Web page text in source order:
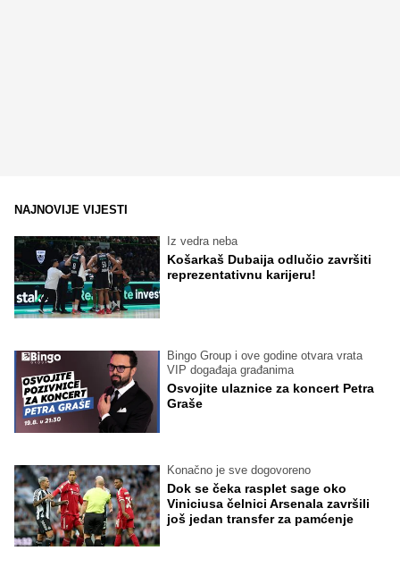
NAJNOVIJE VIJESTI
Iz vedra neba
Košarkaš Dubaija odlučio završiti
reprezentativnu karijeru!
Bingo Group i ove godine otvara vrata
VIP događaja građanima
Osvojite ulaznice za koncert Petra
Graše
Konačno je sve dogovoreno
Dok se čeka rasplet sage oko
Viniciusa čelnici Arsenala završili
još jedan transfer za pamćenje